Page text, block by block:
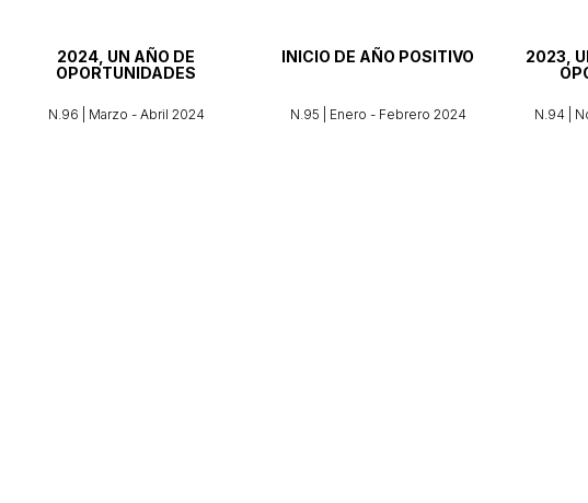
2024, UN AÑO DE
OPORTUNIDADES
N.96 | Marzo - Abril 2024
INICIO DE AÑO POSITIVO
N.95 | Enero - Febrero 2024
2023,
N.94 |